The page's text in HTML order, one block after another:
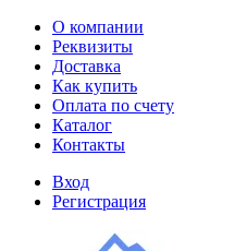
О компании
Реквизиты
Доставка
Как купить
Оплата по счету
Каталог
Контакты
Вход
Регистрация